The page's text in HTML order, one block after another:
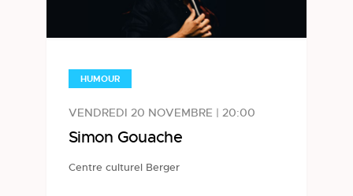
HUMOUR
VENDREDI 20 NOVEMBRE | 20:00
Simon Gouache
Centre culturel Berger